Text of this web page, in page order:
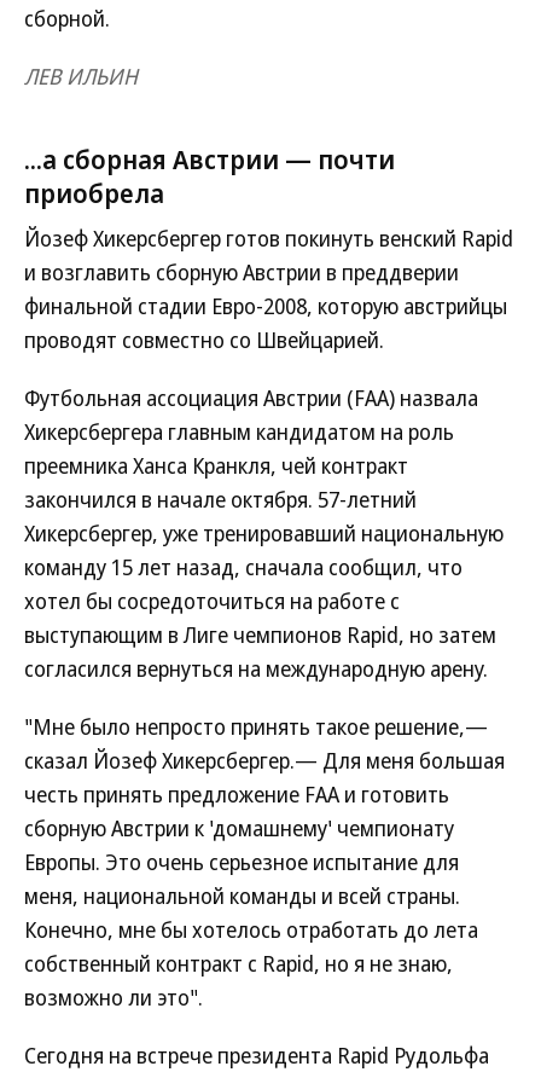
сборной.
ЛЕВ ИЛЬИН
...а сборная Австрии — почти
приобрела
Йозеф Хикерсбергер готов покинуть венский Rapid
и возглавить сборную Австрии в преддверии
финальной стадии Евро-2008, которую австрийцы
проводят совместно со Швейцарией.
Футбольная ассоциация Австрии (FАА) назвала
Хикерсбергера главным кандидатом на роль
преемника Ханса Кранкля, чей контракт
закончился в начале октября. 57-летний
Хикерсбергер, уже тренировавший национальную
команду 15 лет назад, сначала сообщил, что
хотел бы сосредоточиться на работе с
выступающим в Лиге чемпионов Rapid, но затем
согласился вернуться на международную арену.
"Мне было непросто принять такое решение,—
сказал Йозеф Хикерсбергер.— Для меня большая
честь принять предложение FАА и готовить
сборную Австрии к 'домашнему' чемпионату
Европы. Это очень серьезное испытание для
меня, национальной команды и всей страны.
Конечно, мне бы хотелось отработать до лета
собственный контракт с Rapid, но я не знаю,
возможно ли это".
Сегодня на встрече президента Rapid Рудольфа